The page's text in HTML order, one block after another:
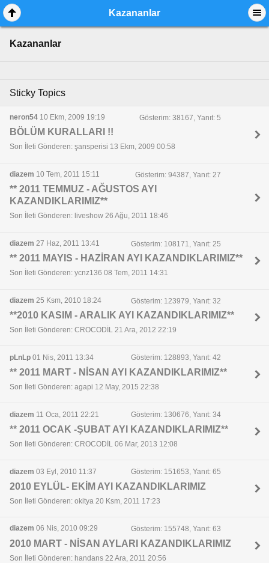
Kazananlar
Kazananlar
Sticky Topics
neron54 10 Ekm, 2009 19:19 Gösterim: 38167, Yanıt: 5
BÖLÜM KURALLARI !!
Son İleti Gönderen: şansperisi 13 Ekm, 2009 00:58
diazem 10 Tem, 2011 15:11 Gösterim: 94387, Yanıt: 27
** 2011 TEMMUZ - AĞUSTOS AYI
KAZANDIKLARIMIZ**
Son İleti Gönderen: liveshow 26 Ağu, 2011 18:46
diazem 27 Haz, 2011 13:41 Gösterim: 108171, Yanıt: 25
** 2011 MAYIS - HAZİRAN AYI KAZANDIKLARIMIZ**
Son İleti Gönderen: ycnz136 08 Tem, 2011 14:31
diazem 25 Ksm, 2010 18:24 Gösterim: 123979, Yanıt: 32
**2010 KASIM - ARALIK AYI KAZANDIKLARIMIZ**
Son İleti Gönderen: CROCODİL 21 Ara, 2012 22:19
pLnLp 01 Nis, 2011 13:34 Gösterim: 128893, Yanıt: 42
** 2011 MART - NİSAN AYI KAZANDIKLARIMIZ**
Son İleti Gönderen: agapi 12 May, 2015 22:38
diazem 11 Oca, 2011 22:21 Gösterim: 130676, Yanıt: 34
** 2011 OCAK -ŞUBAT AYI KAZANDIKLARIMIZ**
Son İleti Gönderen: CROCODİL 06 Mar, 2013 12:08
diazem 03 Eyl, 2010 11:37 Gösterim: 151653, Yanıt: 65
2010 EYLÜL- EKİM AYI KAZANDIKLARIMIZ
Son İleti Gönderen: okitya 20 Ksm, 2011 17:23
diazem 06 Nis, 2010 09:29 Gösterim: 155748, Yanıt: 63
2010 MART - NİSAN AYLARI KAZANDIKLARIMIZ
Son İleti Gönderen: handans 22 Ara, 2011 20:56